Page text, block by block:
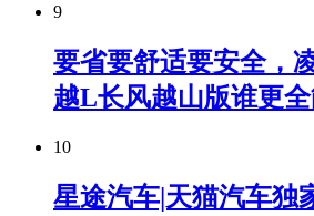
9
要省要舒适要安全，
越L长风越山版谁更
10
星途汽车|天猫汽车独